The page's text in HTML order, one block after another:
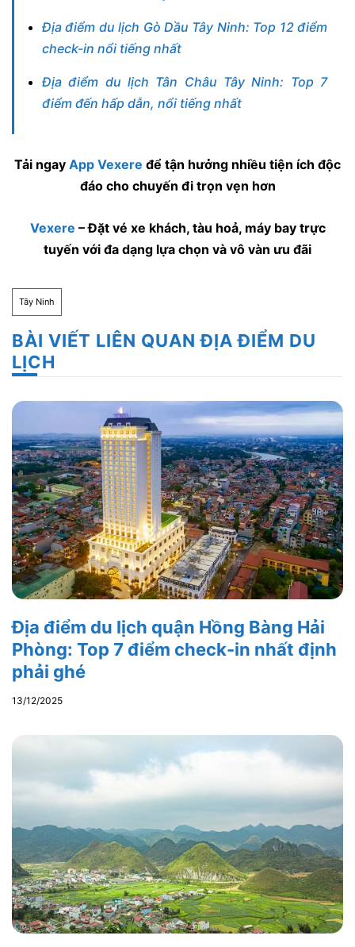
Địa điểm du lịch Gò Dầu Tây Ninh: Top 12 điểm
check-in nổi tiếng nhất
Địa điểm du lịch Tân Châu Tây Ninh: Top 7
điểm đến hấp dẫn, nổi tiếng nhất
Tải ngay App Vexere để tận hưởng nhiều tiện ích độc
đáo cho chuyến đi trọn vẹn hơn
Vexere – Đặt vé xe khách, tàu hoả, máy bay trực
tuyến với đa dạng lựa chọn và vô vàn ưu đãi
Tây Ninh
BÀI VIẾT LIÊN QUAN ĐỊA ĐIỂM DU
LỊCH
Địa điểm du lịch quận Hồng Bàng Hải
Phòng: Top 7 điểm check-in nhất định
phải ghé
13/12/2025